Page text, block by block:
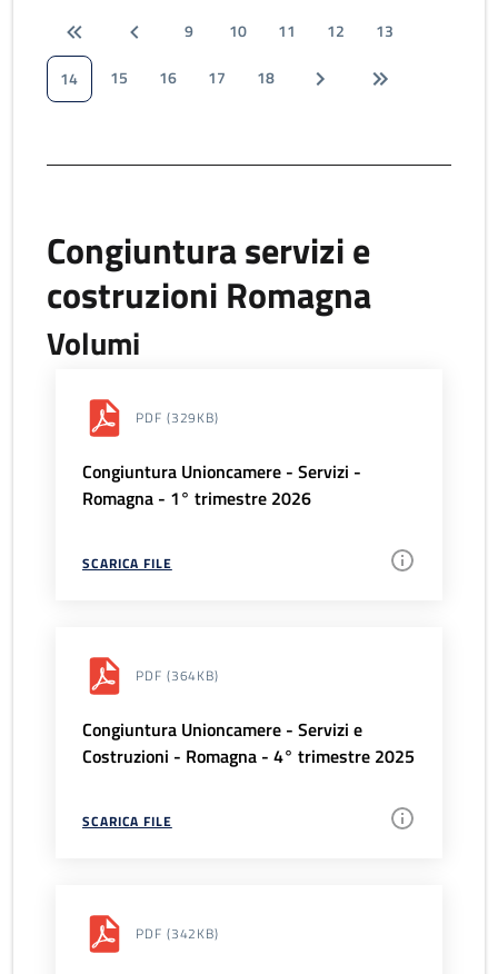
9 10 11 12
13
14
15 16 17 18
Congiuntura servizi e
costruzioni Romagna
Volumi
PDF (329KB)
Congiuntura Unioncamere - Servizi -
Romagna - 1° trimestre 2026
SCARICA FILE
PDF (364KB)
Congiuntura Unioncamere - Servizi e
Costruzioni - Romagna - 4° trimestre 2025
SCARICA FILE
PDF (342KB)